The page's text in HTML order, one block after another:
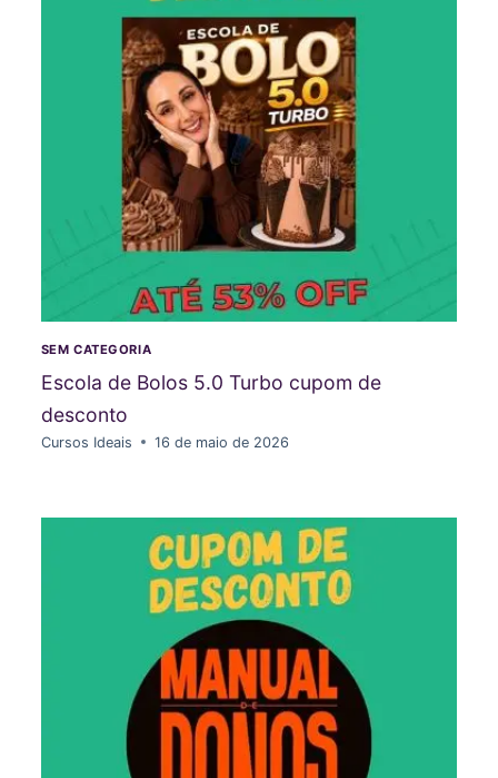
SEM CATEGORIA
Escola de Bolos 5.0 Turbo cupom de
desconto
Cursos Ideais 16 de maio de 2026